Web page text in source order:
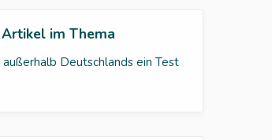
im Thema
außerhalb Deutschlands ein Test